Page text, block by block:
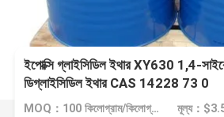
ইপোক্সি গ্লাইসিডিল ইথার XY630 1,4-
ডিগ্লাইসিডিল ইথার CAS 14228 73 0
MOQ：100 কিলোগ্রাম/কিলোগ্রাম মূল্য：